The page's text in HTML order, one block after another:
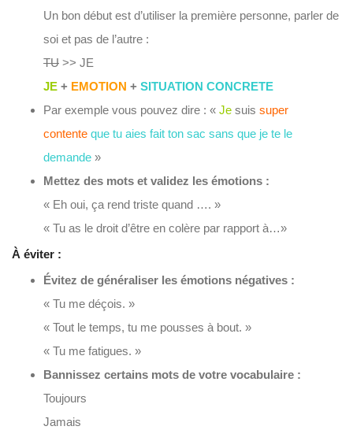
Un bon début est d’utiliser la première personne, parler de
soi et pas de l’autre :
TU >> JE
JE + EMOTION + SITUATION CONCRETE
Par exemple vous pouvez dire : « Je suis super
contente que tu aies fait ton sac sans que je te le
demande »
Mettez des mots et validez les émotions :
« Eh oui, ça rend triste quand …. »
« Tu as le droit d’être en colère par rapport à…»
À éviter :
Évitez de généraliser les émotions négatives :
« Tu me déçois. »
« Tout le temps, tu me pousses à bout. »
« Tu me fatigues. »
Bannissez certains mots de votre vocabulaire :
Toujours
Jamais